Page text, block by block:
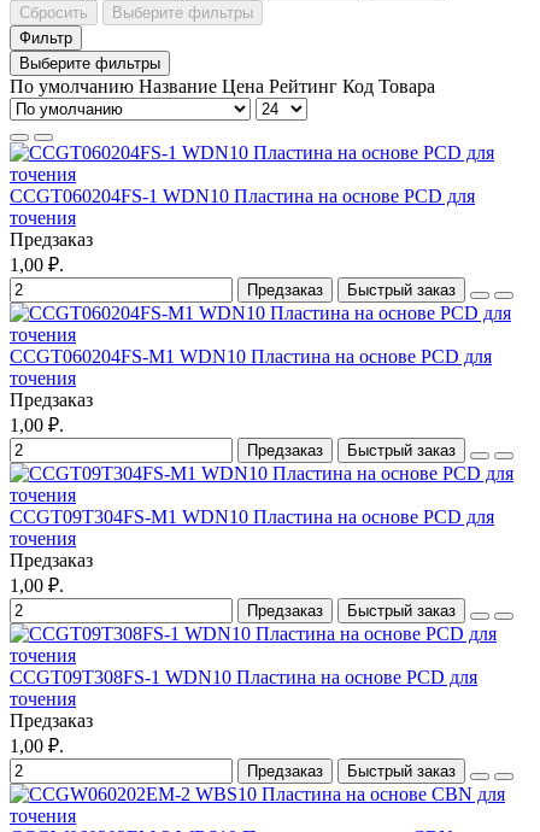
Сбросить
Выберите фильтры
Фильтр
Выберите фильтры
По умолчанию Название Цена Рейтинг Код Товара
CCGT060204FS-1 WDN10 Пластина на основе PCD для
точения
Предзаказ
1,00 ₽.
Предзаказ Быстрый заказ
CCGT060204FS-M1 WDN10 Пластина на основе PCD для
точения
Предзаказ
1,00 ₽.
Предзаказ Быстрый заказ
CCGT09T304FS-M1 WDN10 Пластина на основе PCD для
точения
Предзаказ
1,00 ₽.
Предзаказ Быстрый заказ
CCGT09T308FS-1 WDN10 Пластина на основе PCD для
точения
Предзаказ
1,00 ₽.
Предзаказ Быстрый заказ